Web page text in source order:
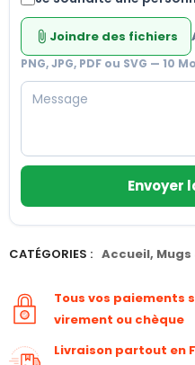
attach_file Joindre des fichiers
PNG, JPG, PDF ou SVG — 10
Envoyer
CATÉGORIES : Accueil, Mugs
Tous vos paiements
virement ou chèque
Livraison partout en